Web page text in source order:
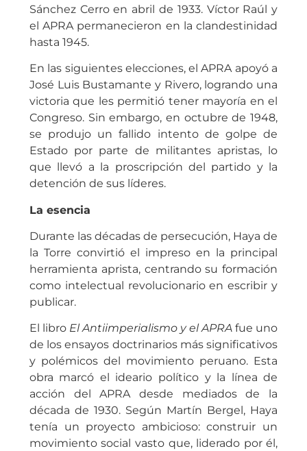
Sánchez Cerro en abril de 1933. Víctor Raúl y
el APRA permanecieron en la clandestinidad
hasta 1945.
En las siguientes elecciones, el APRA apoyó a
José Luis Bustamante y Rivero, logrando una
victoria que les permitió tener mayoría en el
Congreso. Sin embargo, en octubre de 1948,
se produjo un fallido intento de golpe de
Estado por parte de militantes apristas, lo
que llevó a la proscripción del partido y la
detención de sus líderes.
La esencia
Durante las décadas de persecución, Haya de
la Torre convirtió el impreso en la principal
herramienta aprista, centrando su formación
como intelectual revolucionario en escribir y
publicar.
El libro El Antiimperialismo y el APRA fue uno
de los ensayos doctrinarios más significativos
y polémicos del movimiento peruano. Esta
obra marcó el ideario político y la línea de
acción del APRA desde mediados de la
década de 1930. Según Martín Bergel, Haya
tenía un proyecto ambicioso: construir un
movimiento social vasto que, liderado por él,